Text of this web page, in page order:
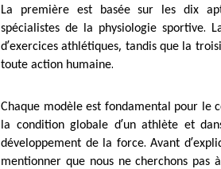
La première est basée sur les dix
spécialistes de la physiologie sportive.
d’exercices athlétiques, tandis que la
toute action humaine.
Chaque modèle est fondamental pour le
la condition globale d’un athlète et
développement de la force.Avant d’
mentionner que nous ne cherchons